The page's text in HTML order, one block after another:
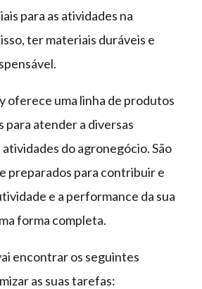
para as atividades na
ter materiais duráveis e
oferece uma linha de produtos
para atender a diversas
do agronegócio. São
preparados para contribuir e
e a performance da sua
forma completa.
encontrar os seguintes
as suas tarefas: